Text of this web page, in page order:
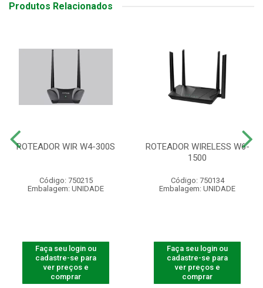
Produtos Relacionados
ROTEADOR WIR W4-300S
Código: 750215
Embalagem: UNIDADE
Faça seu login ou
cadastre-se para
ver preços e
comprar
ROTEADOR WIRELESS W6-
1500
Código: 750134
Embalagem: UNIDADE
Faça seu login ou
cadastre-se para
ver preços e
comprar